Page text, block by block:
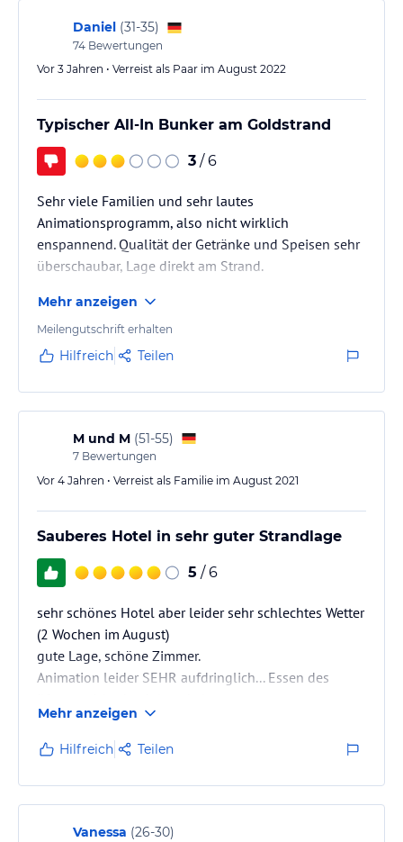
Daniel (31-35)
74 Bewertungen
Vor 3 Jahren • Verreist als Paar im August 2022
Typischer All-In Bunker am Goldstrand
3 / 6
Sehr viele Familien und sehr lautes
Animationsprogramm, also nicht wirklich
enspannend. Qualität der Getränke und Speisen sehr
überschaubar, Lage direkt am Strand.
Mehr anzeigen
Meilengutschrift erhalten
Hilfreich Teilen
M und M (51-55)
7 Bewertungen
Vor 4 Jahren • Verreist als Familie im August 2021
Sauberes Hotel in sehr guter Strandlage
5 / 6
sehr schönes Hotel aber leider sehr schlechtes Wetter
(2 Wochen im August)
gute Lage, schöne Zimmer.
Animation leider SEHR aufdringlich... Essen des
Themenrestaurants.
Der größe Minuspunkt ist die fehlende Bar am Strand.
Hier verdient sich ein externer Barbetreiber eine
Goldene Nase :)
Mehr anzeigen
Hilfreich Teilen
Vanessa (26-30)